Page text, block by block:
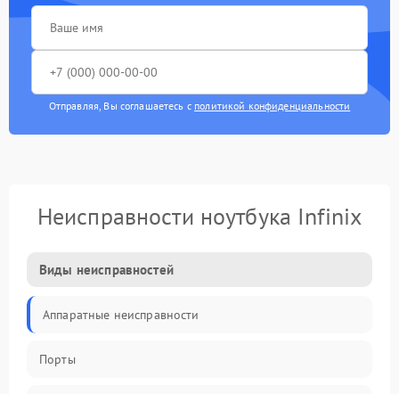
Отправляя, Вы соглашаетесь с политикой конфиденциальности
Неисправности ноутбука Infinix
Виды неисправностей
Аппаратные неисправности
Порты